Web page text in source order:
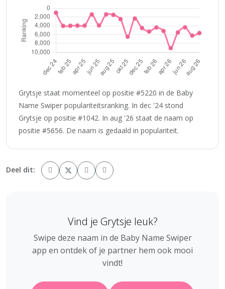
Grytsje staat momenteel op positie #5220 in de Baby
Name Swiper populariteitsranking. In dec '24 stond
Grytsje op positie #1042. In aug '26 staat de naam op
positie #5656. De naam is gedaald in populariteit.
Deel dit:
Vind je Grytsje leuk?
Swipe deze naam in de Baby Name Swiper
app en ontdek of je partner hem ook mooi
vindt!